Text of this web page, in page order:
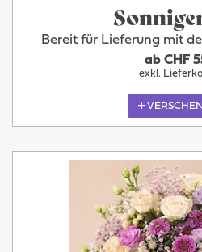
Bereit für Lieferung mit
ab CHF
exkl.